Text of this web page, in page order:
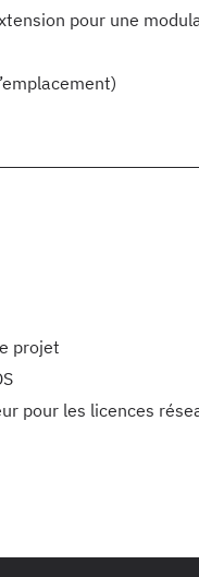
pour une
projet
pour les licences